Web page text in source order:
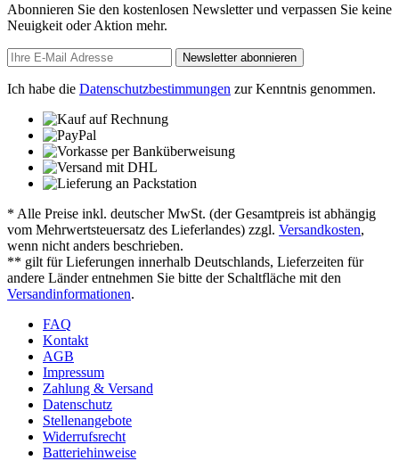
Abonnieren Sie den kostenlosen Newsletter und verpassen Sie keine
Neuigkeit oder Aktion mehr.
Newsletter abonnieren
Ich habe die Datenschutzbestimmungen zur Kenntnis genommen.
* Alle Preise inkl. deutscher MwSt. (der Gesamtpreis ist abhängig
vom Mehrwertsteuersatz des Lieferlandes) zzgl. Versandkosten,
wenn nicht anders beschrieben.
** gilt für Lieferungen innerhalb Deutschlands, Lieferzeiten für
andere Länder entnehmen Sie bitte der Schaltfläche mit den
Versandinformationen.
FAQ
Kontakt
AGB
Impressum
Zahlung & Versand
Datenschutz
Stellenangebote
Widerrufsrecht
Batteriehinweise